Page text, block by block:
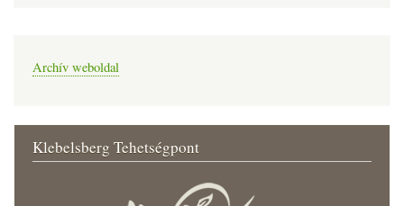
Archív weboldal
Klebelsberg Tehetségpont